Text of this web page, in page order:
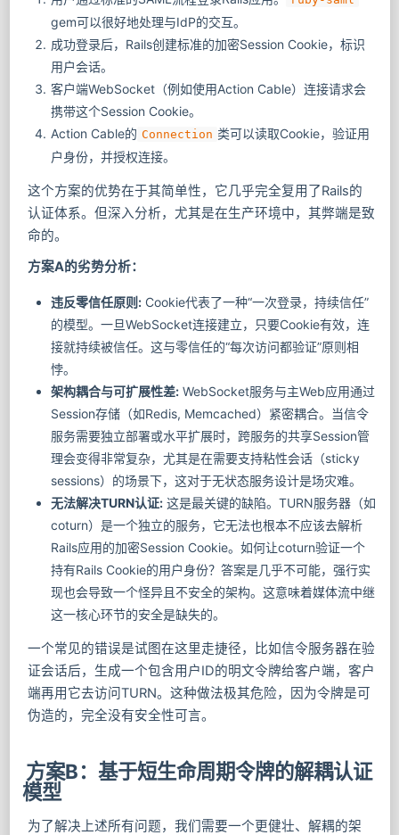
gem可以很好地处理与IdP的交互。
成功登录后，Rails创建标准的加密Session Cookie，标识
用户会话。
客户端WebSocket（例如使用Action Cable）连接请求会
携带这个Session Cookie。
Action Cable的 Connection 类可以读取Cookie，验证用
户身份，并授权连接。
这个方案的优势在于其简单性，它几乎完全复用了Rails的
认证体系。但深入分析，尤其是在生产环境中，其弊端是致
命的。
方案A的劣势分析：
违反零信任原则:Cookie代表了一种“一次登录，持续信任”
的模型。一旦WebSocket连接建立，只要Cookie有效，连
接就持续被信任。这与零信任的“每次访问都验证”原则相
悖。
架构耦合与可扩展性差:WebSocket服务与主Web应用通过
Session存储（如Redis, Memcached）紧密耦合。当信令
服务需要独立部署或水平扩展时，跨服务的共享Session管
理会变得非常复杂，尤其是在需要支持粘性会话（sticky
sessions）的场景下，这对于无状态服务设计是场灾难。
无法解决TURN认证:这是最关键的缺陷。TURN服务器（如
coturn）是一个独立的服务，它无法也根本不应该去解析
Rails应用的加密Session Cookie。如何让coturn验证一个
持有Rails Cookie的用户身份？答案是几乎不可能，强行实
现也会导致一个怪异且不安全的架构。这意味着媒体流中继
这一核心环节的安全是缺失的。
一个常见的错误是试图在这里走捷径，比如信令服务器在验
证会话后，生成一个包含用户ID的明文令牌给客户端，客户
端再用它去访问TURN。这种做法极其危险，因为令牌是可
伪造的，完全没有安全性可言。
方案B：基于短生命周期令牌的解耦认证
模型
为了解决上述所有问题，我们需要一个更健壮、解耦的架